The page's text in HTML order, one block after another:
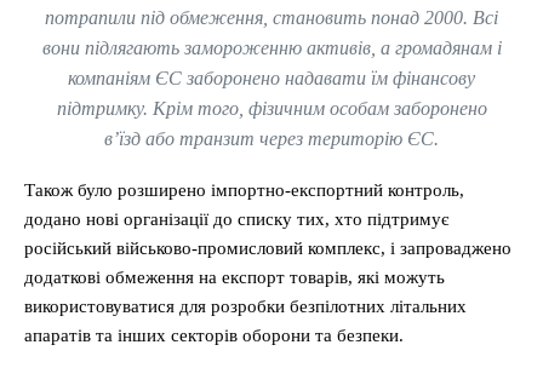
потрапили під обмеження, становить понад 2000. Всі
вони підлягають замороженню активів, а громадянам і
компаніям ЄС заборонено надавати їм фінансову
підтримку. Крім того, фізичним особам заборонено
в’їзд або транзит через територію ЄС.
Також було розширено імпортно-експортний контроль,
додано нові організації до списку тих, хто підтримує
російський військово-промисловий комплекс, і запроваджено
додаткові обмеження на експорт товарів, які можуть
використовуватися для розробки безпілотних літальних
апаратів та інших секторів оборони та безпеки.